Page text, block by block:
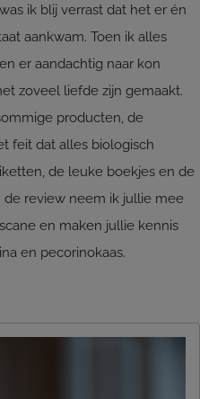
ik blij verrast dat het er én
aankwam. Toen ik alles
er aandachtig naar kon
zoveel liefde zijn gemaakt.
producten, de
feit dat alles biologisch
de leuke boekjes en de
de review neem ik jullie mee
en maken jullie kennis
en pecorinokaas.